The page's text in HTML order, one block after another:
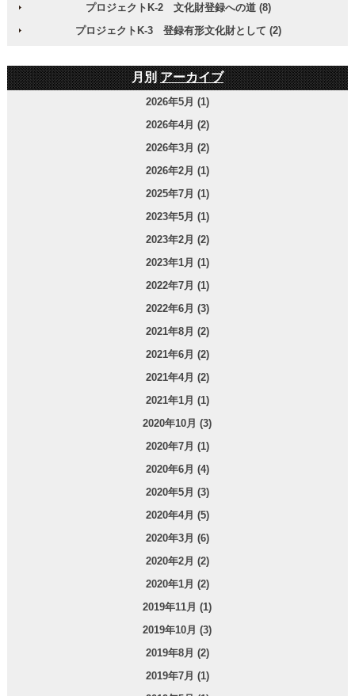
プロジェクトK-2 文化財登録への道 (8)
プロジェクトK-3 登録有形文化財として (2)
月別アーカイブ
2026年5月 (1)
2026年4月 (2)
2026年3月 (2)
2026年2月 (1)
2025年7月 (1)
2023年5月 (1)
2023年2月 (2)
2023年1月 (1)
2022年7月 (1)
2022年6月 (3)
2021年8月 (2)
2021年6月 (2)
2021年4月 (2)
2021年1月 (1)
2020年10月 (3)
2020年7月 (1)
2020年6月 (4)
2020年5月 (3)
2020年4月 (5)
2020年3月 (6)
2020年2月 (2)
2020年1月 (2)
2019年11月 (1)
2019年10月 (3)
2019年8月 (2)
2019年7月 (1)